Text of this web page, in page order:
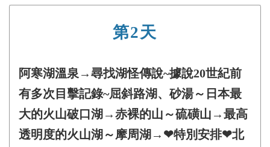
第2天
阿寒湖溫泉→尋找湖怪傳說~據說20世紀前
有多次目擊記錄~屈斜路湖、砂湯～日本最
大的火山破口湖→赤裸的山～硫磺山→最高
透明度的火山湖～摩周湖→❤特別安排❤北